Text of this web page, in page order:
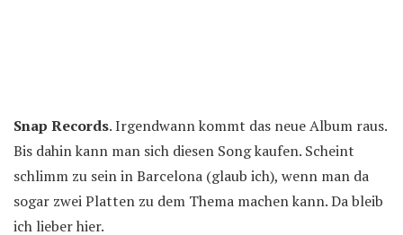
Snap Records. Irgendwann kommt das neue Album raus.
Bis dahin kann man sich diesen Song kaufen. Scheint
schlimm zu sein in Barcelona (glaub ich), wenn man da
sogar zwei Platten zu dem Thema machen kann. Da bleib
ich lieber hier.